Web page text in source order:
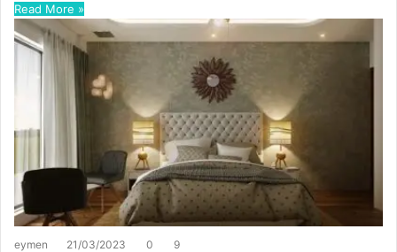
Read More »
eymen 21/03/2023 0 9